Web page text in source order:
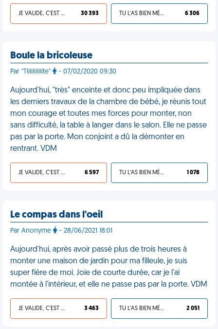
JE VALIDE, C'EST UNE VDM 30 393 TU L'AS BIEN MÉRITÉ 6 306
Boule la bricoleuse
Par "Tiiiiiiiiiiite" - 07/02/2020 09:30
Aujourd'hui, "très" enceinte et donc peu impliquée dans
les derniers travaux de la chambre de bébé, je réunis tout
mon courage et toutes mes forces pour monter, non
sans difficulté, la table à langer dans le salon. Elle ne passe
pas par la porte. Mon conjoint a dû la démonter en
rentrant. VDM
JE VALIDE, C'EST UNE VDM 6 597 TU L'AS BIEN MÉRITÉ 1 078
Le compas dans l'oeil
Par Anonyme - 28/06/2021 18:01
Aujourd'hui, après avoir passé plus de trois heures à
monter une maison de jardin pour ma filleule, je suis
super fière de moi. Joie de courte durée, car je l'ai
montée à l'intérieur, et elle ne passe pas par la porte. VDM
JE VALIDE, C'EST UNE VDM 3 463 TU L'AS BIEN MÉRITÉ 2 051